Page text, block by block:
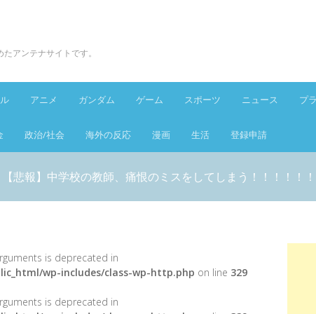
アンテナサイトです。
アニメ ガンダム ゲーム スポーツ ニュース プ
政治/社会 海外の反応 漫画 生活 登録申請
【悲報】中学校の教師、痛恨のミスをしてしまう！！！！！！
is deprecated in
wp-includes/class-wp-http.php on line 329
is deprecated in